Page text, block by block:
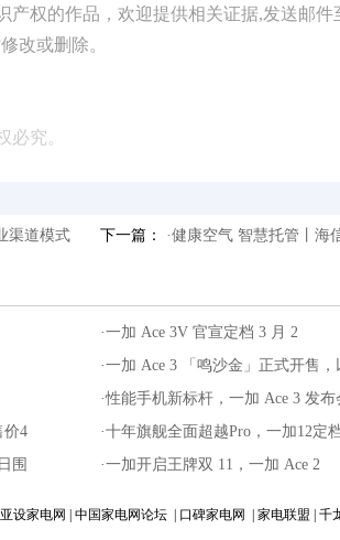
产权的作品，欢迎提供相关证据,发送邮件
改或删除。
必究。
渠道模式 下一篇： ·健康空气 智慧托管丨海
·一加 Ace 3V 官宣定档 3 月 2
·一加 Ace 3 「鸣沙金」正式开售，
·性能手机新标杆，一加 Ace 3 发布
价4
·十年旗舰全面超越Pro，一加12定
围
·一加开启王牌双 11，一加 Ace 2
亚设家电网 | 中国家电网论坛 | 口碑家电网 | 家电联盟 | 千